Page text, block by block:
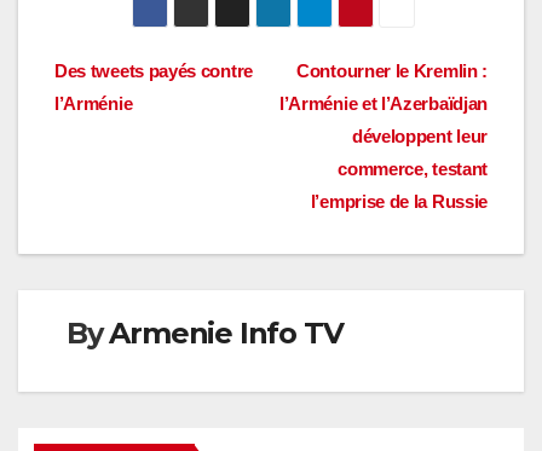
Navigation
Contourner le Kremlin :
l’Arménie et l’Azerbaïdjan
développent leur
commerce, testant
l’emprise de la Russie
Des tweets payés contre
l’Arménie
ByArmenie Info TV